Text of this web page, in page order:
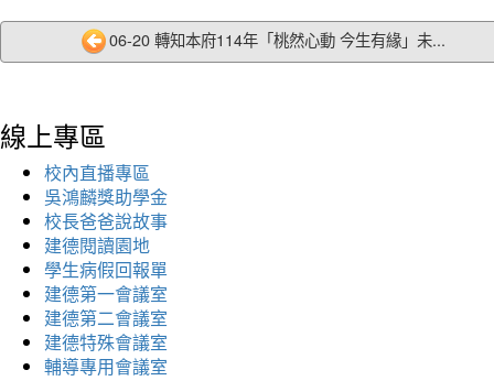
06-20 轉知本府114年「桃然心動 今生有緣」未...
線上專區
校內直播專區
吳鴻麟獎助學金
校長爸爸說故事
建德閱讀園地
學生病假回報單
建德第一會議室
建德第二會議室
建德特殊會議室
輔導專用會議室